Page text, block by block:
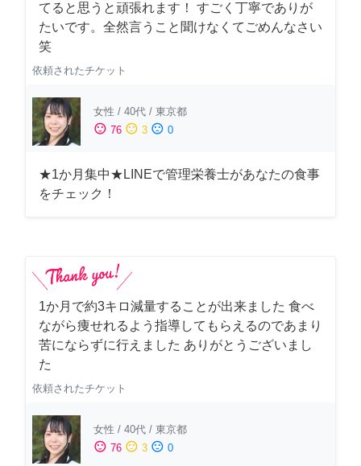
てると思うと頑張れます！ すごく丁寧でありが
たいです。全然言うこと聞けなくてごめんなさい
笑
依頼されたチケット
女性 / 40代 / 東京都
sentiment_satisfied 76 sentiment_neutral 3 sentiment_dissatisfied 0
★1か月集中★LINEで管理栄養士があなたの食事
をチェック！
1か月で約3キロ減量することが出来ました 食べ
ながら痩せれるよう指導してもらえるのであまり
苦にならずに行えました ありがとうございまし
た
依頼されたチケット
女性 / 40代 / 東京都
sentiment_satisfied 76 sentiment_neutral 3 sentiment_dissatisfied 0